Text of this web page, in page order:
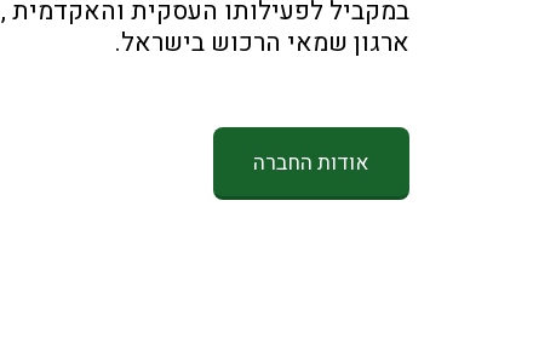
ארגון שמאי הרכוש בישראל.
אודות החברה